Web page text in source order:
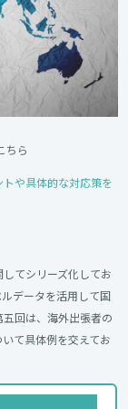
ちら
や具体的な対応策を
てシリーズ化してお
データを活用して国
回は、海外出張者の
て具体例を交えてお